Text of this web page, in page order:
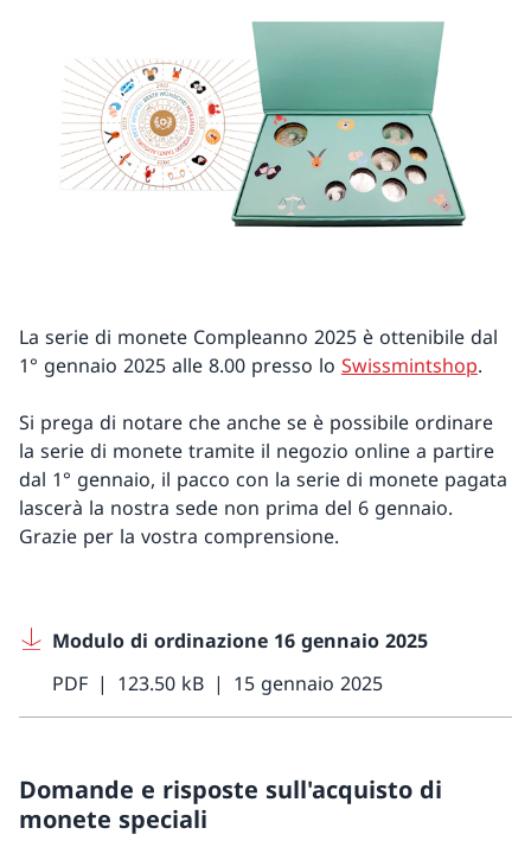
La serie di monete Compleanno 2025 è ottenibile dal
1° gennaio 2025 alle 8.00 presso lo Swissmintshop.
Si prega di notare che anche se è possibile ordinare
la serie di monete tramite il negozio online a partire
dal 1° gennaio, il pacco con la serie di monete pagata
lascerà la nostra sede non prima del 6 gennaio.
Grazie per la vostra comprensione.
Modulo di ordinazione 16 gennaio 2025
PDF
123.50 kB 15 gennaio 2025
Domande e risposte sull'acquisto di
monete speciali